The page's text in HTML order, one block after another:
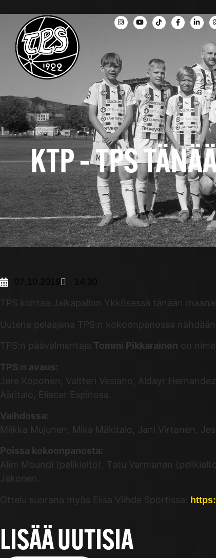
KTP – TPS
07.10.2019 14:30
TPS kohtaa Jalkapallon Ykkösessä tänään
Uutena pelaajana TPS:n kokoonpanossa
TPS:n päävalmentaja Tommi Pikkarainen on
TPS:n avaus:
Jere Koponen, Valtteri Vesiaho, Aldayr
Ääritalo, Eliecer Espinosa.
Vaihdossa:
Miikka Mujunen, Mika Mäkitalo, Jani Virtanen,
Poissa kokoonpanosta:
Alim Moundi (pelikielto), Tatu Varmanen
Jakonen.
Ottelu suorana myös Elisa Viihde Sportissa:
LISÄÄ UUTISIA